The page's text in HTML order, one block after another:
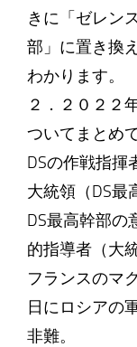
きに「ゼレン
部」に置き換
わかります。
２．２０２２
ついてまとめ
DSの作戦指揮
大統領（DS最
DS最高幹部の
的指導者（大
フランスのマ
日にロシアの
非難。